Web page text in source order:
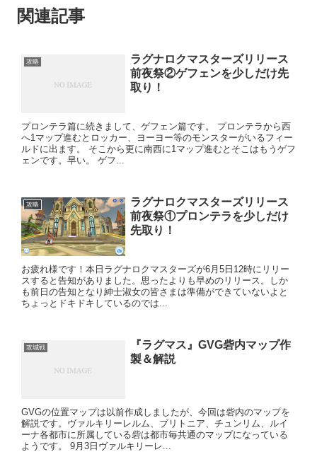
関連記事
攻略
ラグナロクマスターズリリース
前夜祭②ゲフェンを少しだけ先
取り！
プロンテラ篇に続きまして、ゲフェン篇です。 プロンテラから西
へ1マップ進むとロッカー、ヨーヨー等のモンスターがいるフィー
ルドに出ます。 そこから更に南西に1マップ進むとそこはもうゲフ
ェンです。早い。 ゲフ...
攻略
ラグナロクマスターズリリース
前夜祭①プロンテラを少しだけ
先取り！
お疲れ様です！本日ラグナロクマスターズが6月5日12時にリリー
スすると告知がありました。思ったよりも早めのリリース。しか
も前日の告知となり紳士淑女の皆さまは準備ができていないよと
ちょっとドキドキしているのでは...
攻城戦
『ラグマス』GVG砦内マップ作
製＆解説
GVGの位置マップは以前作成しましたが、今回は砦内のマップを
解説です。ヴァルキリーレルム、ブリトニア、チュンリム、ルイ
ーナ各都市に所属している砦は都市毎共通のマップになっている
ようです。 9月3日ヴァルキリーレ...